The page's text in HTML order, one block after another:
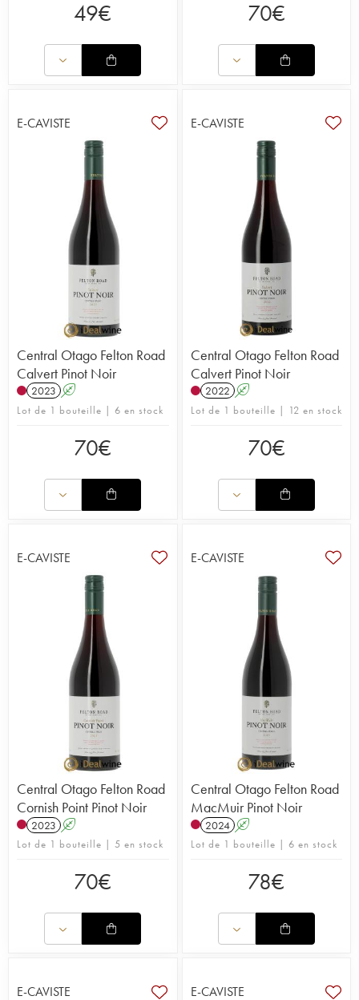
49€ 70€
E-CAVISTE
Central Otago Felton Road
Calvert Pinot Noir
2023 A
Lot de 1 bouteille | 6 en stock
70€
E-CAVISTE
Central Otago Felton Road
Calvert Pinot Noir
2022 A
Lot de 1 bouteille | 12 en stock
70€
E-CAVISTE
Central Otago Felton Road
Cornish Point Pinot Noir
2023 A
Lot de 1 bouteille | 5 en stock
70€
E-CAVISTE
Central Otago Felton Road
MacMuir Pinot Noir
2024 A
Lot de 1 bouteille | 6 en stock
78€
E-CAVISTE E-CAVISTE